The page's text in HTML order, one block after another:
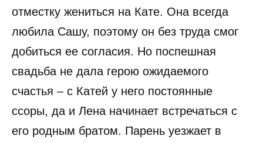
отместку жениться на Кате. Она всегда
любила Сашу, поэтому он без труда смог
добиться ее согласия. Но поспешная
свадьба не дала герою ожидаемого
счастья – с Катей у него постоянные
ссоры, да и Лена начинает встречаться с
его родным братом. Парень уезжает в